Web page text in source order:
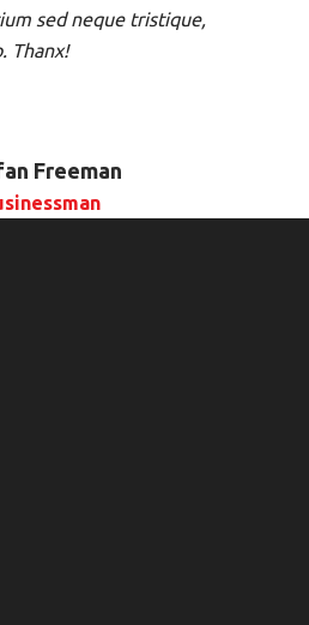
sed neque tristique,
Thanx!
Freeman